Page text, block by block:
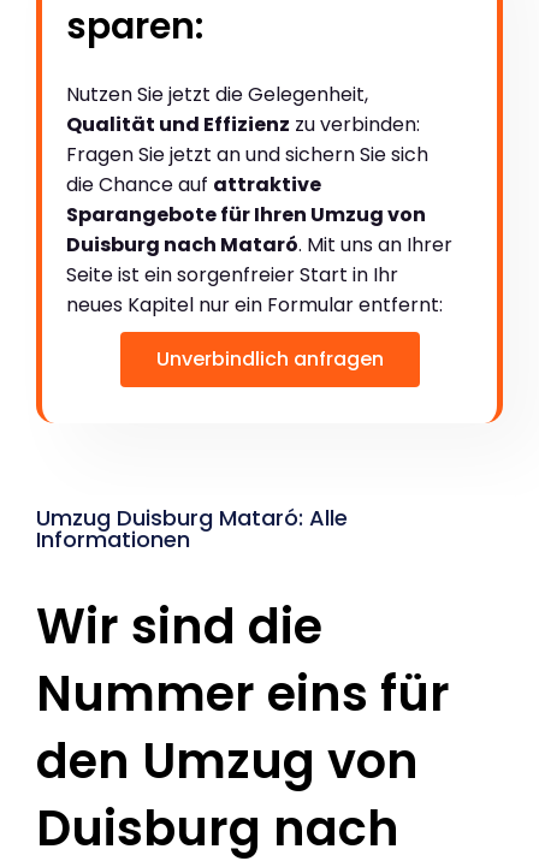
sparen:
Nutzen Sie jetzt die Gelegenheit,
Qualität und Effizienz zu verbinden:
Fragen Sie jetzt an und sichern Sie sich
die Chance auf attraktive
Sparangebote für Ihren Umzug von
Duisburg nach Mataró. Mit uns an Ihrer
Seite ist ein sorgenfreier Start in Ihr
neues Kapitel nur ein Formular entfernt:
Unverbindlich anfragen
Umzug Duisburg Mataró: Alle
Informationen
Wir sind die
Nummer eins für
den Umzug von
Duisburg nach